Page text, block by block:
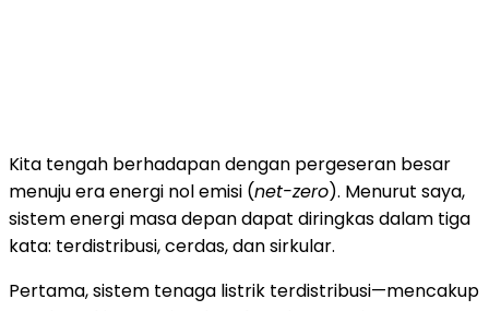
Kita tengah berhadapan dengan pergeseran besar
menuju era energi nol emisi (net-zero). Menurut saya,
sistem energi masa depan dapat diringkas dalam tiga
kata: terdistribusi, cerdas, dan sirkular.
Pertama, sistem tenaga listrik terdistribusi—mencakup